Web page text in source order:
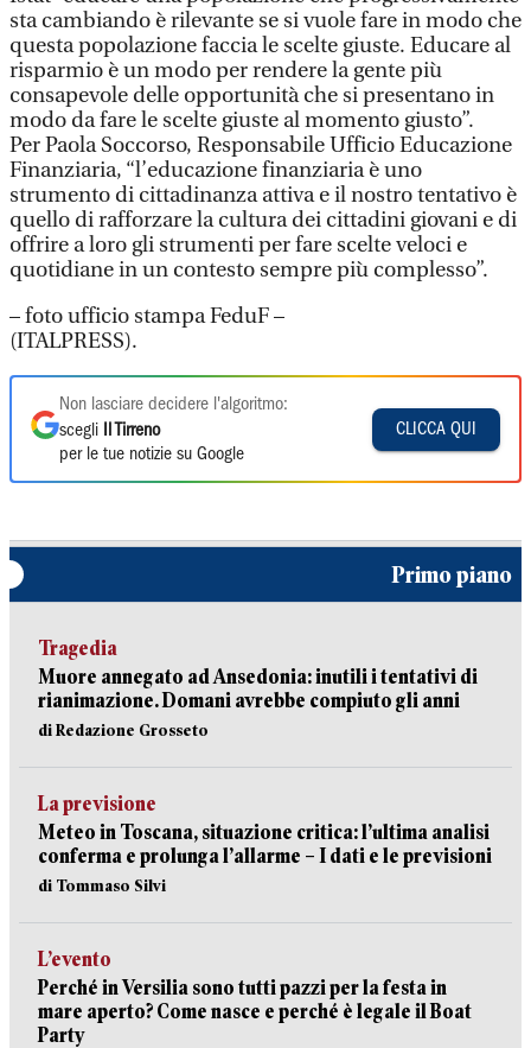
sta cambiando è rilevante se si vuole fare in modo che
questa popolazione faccia le scelte giuste. Educare al
risparmio è un modo per rendere la gente più
consapevole delle opportunità che si presentano in
modo da fare le scelte giuste al momento giusto”.
Per Paola Soccorso, Responsabile Ufficio Educazione
Finanziaria, “l’educazione finanziaria è uno
strumento di cittadinanza attiva e il nostro tentativo è
quello di rafforzare la cultura dei cittadini giovani e di
offrire a loro gli strumenti per fare scelte veloci e
quotidiane in un contesto sempre più complesso”.
– foto ufficio stampa FeduF –
(ITALPRESS).
Non lasciare decidere l'algoritmo:
scegli
Il Tirreno
per le tue notizie su Google
CLICCA QUI
Primo piano
Tragedia
Muore annegato ad Ansedonia: inutili i tentativi di
rianimazione. Domani avrebbe compiuto gli anni
di Redazione Grosseto
La previsione
Meteo in Toscana, situazione critica: l’ultima analisi
conferma e prolunga l’allarme – I dati e le previsioni
di Tommaso Silvi
L’evento
Perché in Versilia sono tutti pazzi per la festa in
mare aperto? Come nasce e perché è legale il Boat
Party